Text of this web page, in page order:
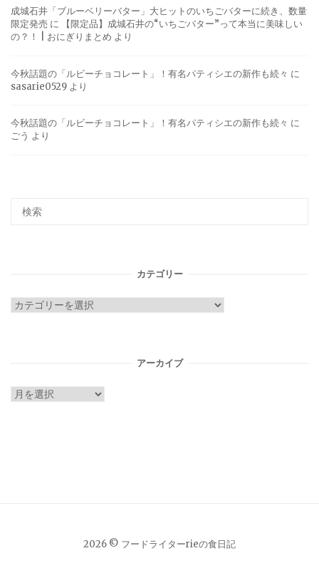
成城石井「ブルーベリーバター」大ヒットのいちごバターに続き、数量
限定発売 に
【限定品】成城石井の“いちごバター”って本当に美味しい
の？！ | おにぎりまとめ より
今秋話題の「ルビーチョコレート」！有名パティシエの新作も続々 に
sasarie0529 より
今秋話題の「ルビーチョコレート」！有名パティシエの新作も続々 に
ごう より
カテゴリー
カ
アーカイブ
ア
2026 © フードライターrieの食日記